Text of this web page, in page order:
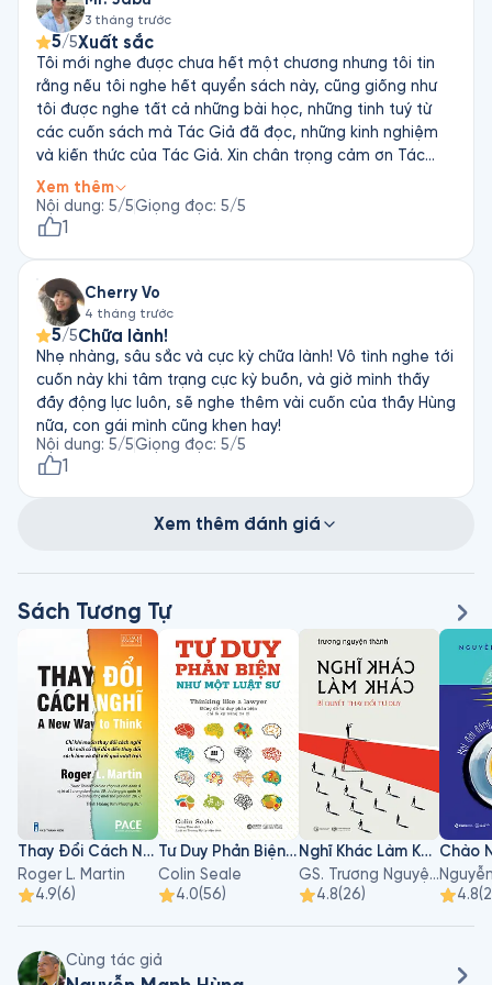
3 tháng trước
5/5Xuất sắc
Tôi mới nghe được chưa hết một chương nhưng tôi tin
rằng nếu tôi nghe hết quyển sách này, cũng giống như
tôi được nghe tất cả những bài học, những tinh tuý từ
các cuốn sách mà Tác Giả đã đọc, những kinh nghiệm
và kiến thức của Tác Giả. Xin chân trọng cảm ơn Tác
Giả, cảm ơn Fonos, cảm ơn người đọc!
Xem thêm
Nội dung: 5/5Giọng đọc: 5/5
1
Cherry Vo
4 tháng trước
5/5Chữa lành!
Nhẹ nhàng, sâu sắc và cực kỳ chữa lành! Vô tình nghe tới
cuốn này khi tâm trạng cực kỳ buồn, và giờ mình thấy
đầy động lực luôn, sẽ nghe thêm vài cuốn của thầy Hùng
nữa, con gái mình cũng khen hay!
Nội dung: 5/5Giọng đọc: 5/5
1
Xem thêm đánh giá
Sách Tương Tự
Thay Đổi Cách Nghĩ
Roger L. Martin
4.9(6)
Tư Duy Phản Biện Như Một Luật Sư
Colin Seale
4.0(56)
Nghĩ Khác Làm Khác - Bí Quyết Thay Đổi Tư Duy
GS. Trương Nguyện Thành
4.8(26) 4.8(
Cùng tác giả